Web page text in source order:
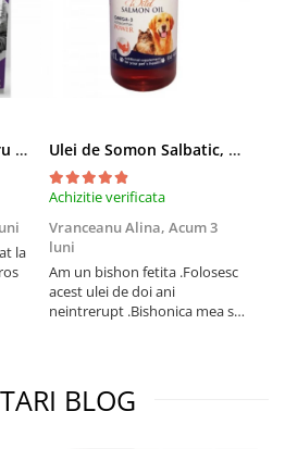
Asternut igienic pentru pisici Tofu Lavanda, Mon Petit 5 l
la
Ulei de Somon Salbatic, câini și pisici, piele si blană, BEST4PETS, 1l
Achizitie verificata
Vranceanu Alina, Acum 3
luni
Am un bishon fetita .Folosesc
acest ulei de doi ani
neintrerupt .Bishonica mea se
treia comanda recomand cu
mult drag !
BLOG